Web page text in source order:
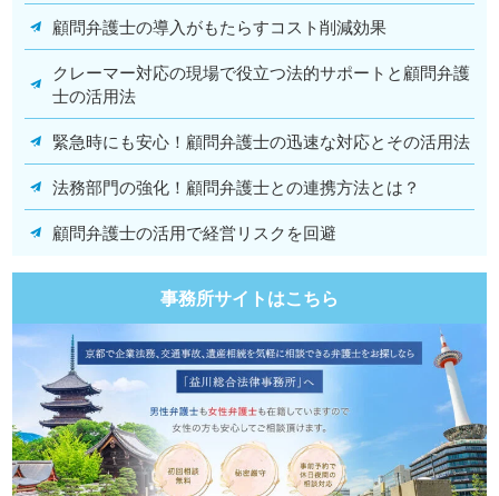
顧問弁護士の導入がもたらすコスト削減効果
クレーマー対応の現場で役立つ法的サポートと顧問弁護
士の活用法
緊急時にも安心！顧問弁護士の迅速な対応とその活用法
法務部門の強化！顧問弁護士との連携方法とは？
顧問弁護士の活用で経営リスクを回避
事務所サイトはこちら